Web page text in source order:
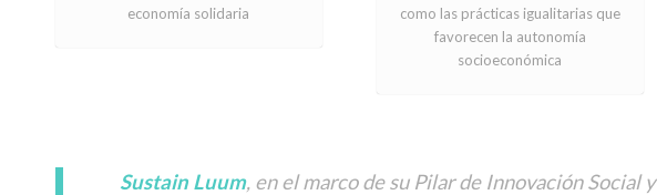
economía solidaria
como las prácticas igualitarias que
favorecen la autonomía
socioeconómica
Sustain Luum, en el marco de su Pilar de Innovación Social